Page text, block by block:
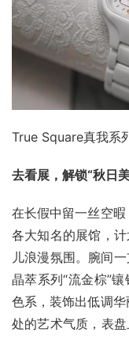
True Square真我系
去看展，解锁“秋日
在长假中留一丝空
各大知名的展馆，
儿浪漫氛围。腕间
晶萃系列“流金棕”
色系，装饰出低调
处的艺术气质，表